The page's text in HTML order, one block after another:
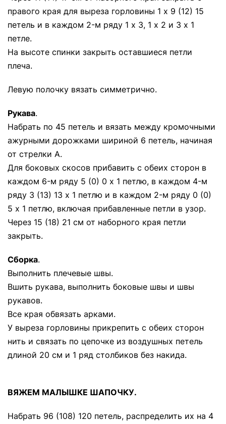
правого края для выреза горловины 1 х 9 (12) 15
петель и в каждом 2-м ряду 1 х 3, 1 х 2 и 3 х 1
петле.
На высоте спинки закрыть оставшиеся петли
плеча.
Левую полочку вязать симметрично.
Рукава.
Набрать по 45 петель и вязать между кромочными
ажурными дорожками шириной 6 петель, начиная
от стрелки А.
Для боковых скосов прибавить с обеих сторон в
каждом 6-м ряду 5 (0) 0 х 1 петлю, в каждом 4-м
ряду 3 (13) 13 х 1 петлю и в каждом 2-м ряду 0 (0)
5 х 1 петлю, включая прибавленные петли в узор.
Через 15 (18) 21 см от наборного края петли
закрыть.
Сборка.
Выполнить плечевые швы.
Вшить рукава, выполнить боковые швы и швы
рукавов.
Все края обвязать арками.
У выреза горловины прикрепить с обеих сторон
нить и связать по цепочке из воздушных петель
длиной 20 см и 1 ряд столбиков без накида.
ВЯЖЕМ МАЛЫШКЕ ШАПОЧКУ.
Набрать 96 (108) 120 петель, распределить их на 4